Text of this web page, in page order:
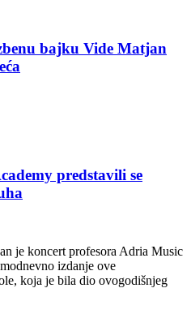
bajku Vide Matjan
predstavili se
je koncert profesora Adria Music
izdanje ove
koja je bila dio ovogodišnjeg